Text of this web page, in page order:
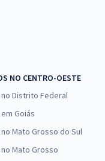
NO CENTRO-OESTE
Distrito Federal
Goiás
Mato Grosso do Sul
Mato Grosso